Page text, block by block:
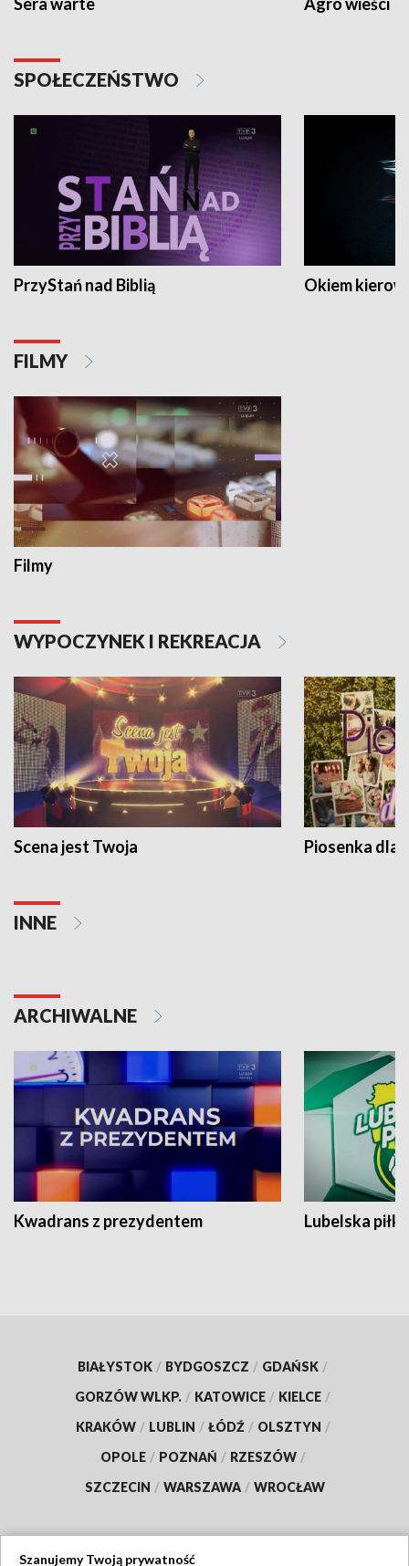
SPOŁECZEŃSTWO
PrzyStań nad Biblią Okiem
FILMY
Filmy
WYPOCZYNEK I REKREACJA
Scena jest Twoja Piosenka dla
INNE
ARCHIWALNE
Kwadrans z prezydentem Lubelska piłka
BIAŁYSTOK / BYDGOSZCZ / GDAŃSK /
GORZÓW WLKP. / KATOWICE / KIELCE /
KRAKÓW / LUBLIN / ŁÓDŹ / OLSZTYN /
OPOLE / POZNAŃ / RZESZÓW /
SZCZECIN / WARSZAWA / WROCŁAW
Szanujemy Twoją prywatność